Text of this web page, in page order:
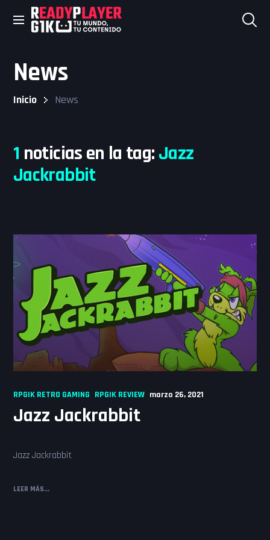
content
News
Inicio News
1 noticias en la tag:Jazz
Jackrabbit
RPGIK RETRO GAMING RPGIK REVIEW marzo 26, 2021
Jazz Jackrabbit
Jazz Jackrabbit
LEER MÁS...